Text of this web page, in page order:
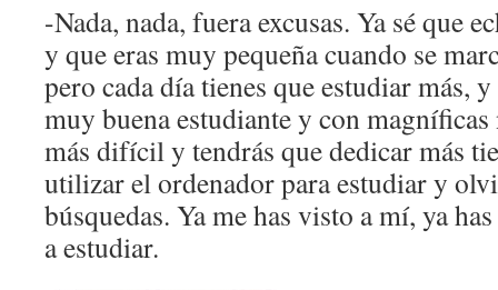
-Nada, nada, fuera excusas. Ya sé que
y que eras muy pequeña cuando se
pero cada día tienes que estudiar más,
muy buena estudiante y con magníficas
más difícil y tendrás que dedicar más
utilizar el ordenador para estudiar y
búsquedas. Ya me has visto a mí, ya
a estudiar.